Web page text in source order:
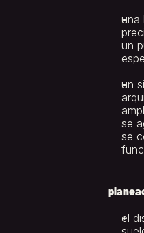
una
un
un
se
se
el